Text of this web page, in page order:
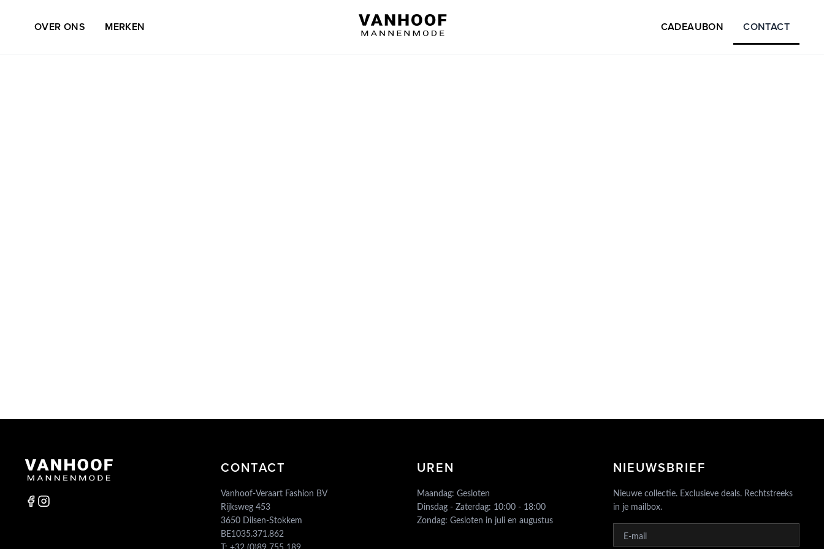
OVER ONS MERKEN CADEAUBON CONTACT
CONTACT
Vanhoof-Veraart Fashion BV
Rijksweg 453
3650 Dilsen-Stokkem
BE1035.371.862
UREN
Maandag: Gesloten
Dinsdag - Zaterdag: 10:00 - 18:00
Zondag: Gesloten in juli en augustus
NIEUWSBRIEF
Nieuwe collectie. Exclusieve deals. Rechtstreeks
in je mailbox.